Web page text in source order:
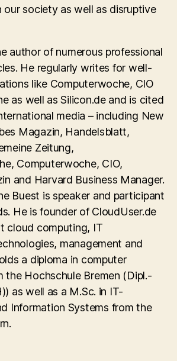
our society as well as disruptive
author of numerous professional
He regularly writes for well-
like Computerwoche, CIO
as well as Silicon.de and is cited
media – including New
Magazin, Handelsblatt,
Zeitung,
Computerwoche, CIO,
and Harvard Business Manager.
Buest is speaker and participant
He is founder of CloudUser.de
cloud computing, IT
management and
a diploma in computer
the Hochschule Bremen (Dipl.-
as well as a M.Sc. in IT-
Information Systems from the